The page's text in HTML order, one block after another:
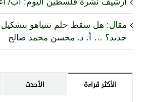
مقال: هل سقط حلم نتنياهو
جديد؟ … أ. د. محسن محمد صالح
الأكثر قراءة الأحدث